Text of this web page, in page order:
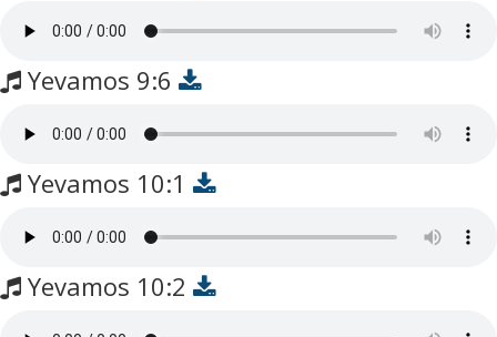
Yevamos 9:6
Yevamos 10:1
Yevamos 10:2